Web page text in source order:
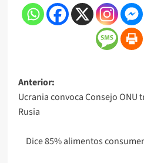
Anterior:
Ucrania convoca Consejo ONU
Rusia
Dice 85% alimentos